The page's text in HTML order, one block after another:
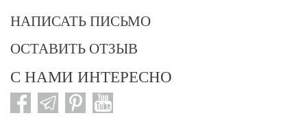
НАПИСАТЬ ПИСЬМО
ОСТАВИТЬ ОТЗЫВ
С НАМИ ИНТЕРЕСНО